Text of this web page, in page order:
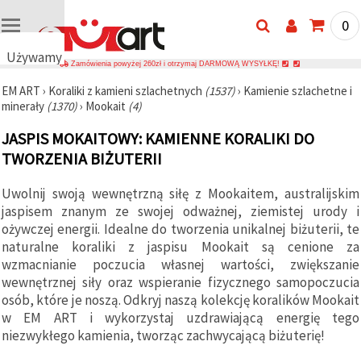
Używamy
cookie
🍪
plików
cookie i
podobnych
aby
zapewnić
prawidłowe
działanie
strony
internetowej,
poprawić
komfort
korzystania
z niej oraz,
za Państwa
zgodą,
analizować
0
Zamówienia powyżej 260zł i otrzymaj DARMOWĄ WYSYŁKĘ!
EM ART › Koraliki z kamieni szlachetnych (1537)› Kamienie szlachetne i
minerały (1370)› Mookait (4)
JASPIS MOKAITOWY: KAMIENNE KORALIKI DO
TWORZENIA BIŻUTERII
Uwolnij swoją wewnętrzną siłę z Mookaitem, australijskim
jaspisem znanym ze swojej odważnej, ziemistej urody i
ożywczej energii. Idealne do tworzenia unikalnej biżuterii, te
naturalne koraliki z jaspisu Mookait są cenione za
wzmacnianie poczucia własnej wartości, zwiększanie
wewnętrznej siły oraz wspieranie fizycznego samopoczucia
osób, które je noszą. Odkryj naszą kolekcję koralików Mookait
w EM ART i wykorzystaj uzdrawiającą energię tego
niezwykłego kamienia, tworząc zachwycającą biżuterię!